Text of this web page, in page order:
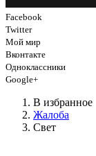
Facebook
Twitter
Мой мир
Вконтакте
Одноклассники
Google+
В избранное
Жалоба
Свет